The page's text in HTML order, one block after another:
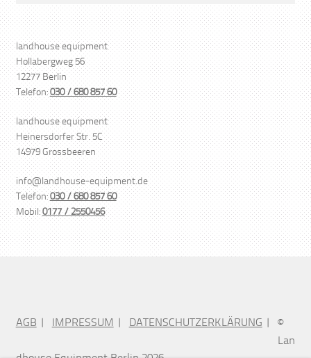
landhouse equipment
Hollabergweg 56
12277 Berlin
Telefon:030 / 680 857 60
landhouse equipment
Heinersdorfer Str. 5C
14979 Grossbeeren
info@landhouse-equipment.de
Telefon:030 / 680 857 60
Mobil:0177 / 2550456
AGB IMPRESSUM DATENSCHUTZERKLÄRUNG
©
Lan